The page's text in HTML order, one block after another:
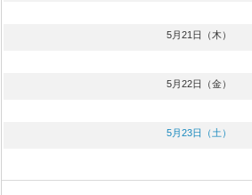
5月21日（木）
5月22日（金）
5月23日（土）